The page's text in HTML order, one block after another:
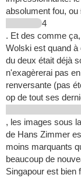
absolument fou, ou
4
. Et des comme
Wolski est quand à
du deux était déjà
n'exagèrerai pas
renversante (pas
op de tout ses
, les images sous
de Hans Zimmer
moins marquants
beaucoup de
Singapour est bien